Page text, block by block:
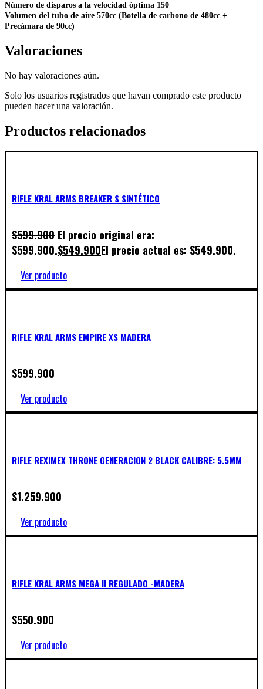
Número de disparos a la velocidad óptima 150
Volumen del tubo de aire 570cc (Botella de carbono de 480cc +
Precámara de 90cc)
Valoraciones
No hay valoraciones aún.
Solo los usuarios registrados que hayan comprado este producto
pueden hacer una valoración.
Productos relacionados
RIFLE KRAL ARMS BREAKER S SINTÉTICO
$599.900 El precio original era:
$599.900.$549.900El precio actual es: $549.900.
Ver producto
RIFLE KRAL ARMS EMPIRE XS MADERA
$599.900
Ver producto
RIFLE REXIMEX THRONE GENERACION 2 BLACK CALIBRE: 5.5MM
$1.259.900
Ver producto
RIFLE KRAL ARMS MEGA II REGULADO -MADERA
$550.900
Ver producto